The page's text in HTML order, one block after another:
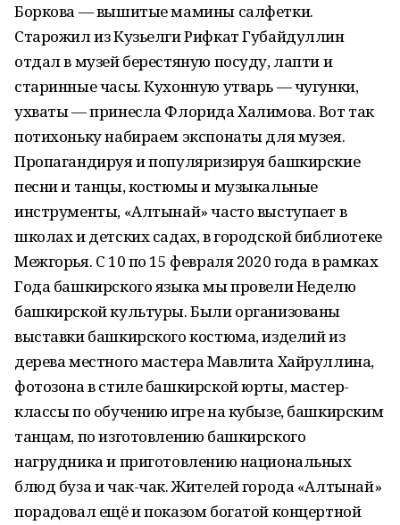
Боркова — вышитые мамины салфетки.
Старожил из Кузьелги Рифкат Губайдуллин
отдал в музей берестяную посуду, лапти и
старинные часы. Кухонную утварь — чугунки,
ухваты — принесла Флорида Халимова. Вот так
потихоньку набираем экспонаты для музея.
Пропагандируя и популяризируя башкирские
песни и танцы, костюмы и музыкальные
инструменты, «Алтынай» часто выступает в
школах и детских садах, в городской библиотеке
Межгорья. С 10 по 15 февраля 2020 года в рамках
Года башкирского языка мы провели Неделю
башкирской культуры. Были организованы
выставки башкирского костюма, изделий из
дерева местного мастера Мавлита Хайруллина,
фотозона в стиле башкирской юрты, мастер-
классы по обучению игре на кубызе, башкирским
танцам, по изготовлению башкирского
нагрудника и приготовлению национальных
блюд буза и чак-чак. Жителей города «Алтынай»
порадовал ещё и показом богатой концертной